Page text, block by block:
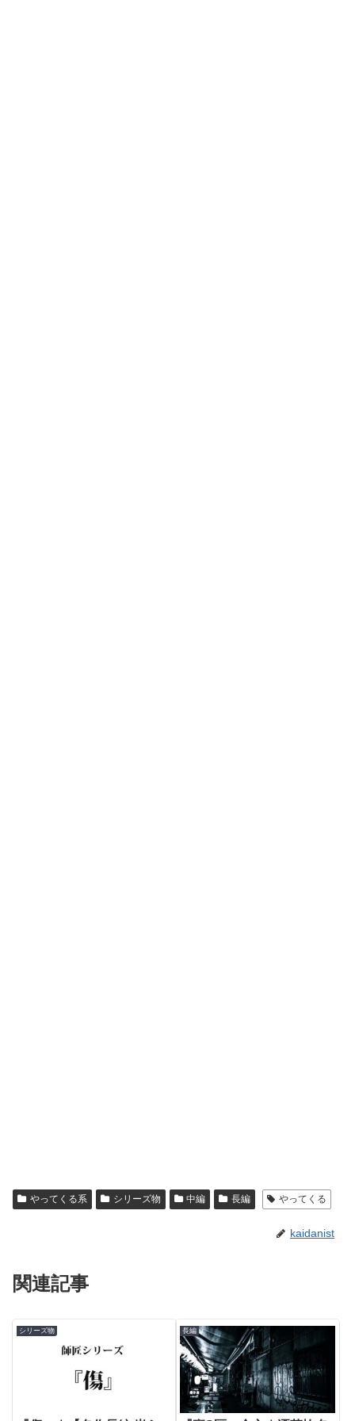
やってくる系 シリーズ物 中編 長編 やってくる
kaidanist
関連記事
シリーズ物 長編